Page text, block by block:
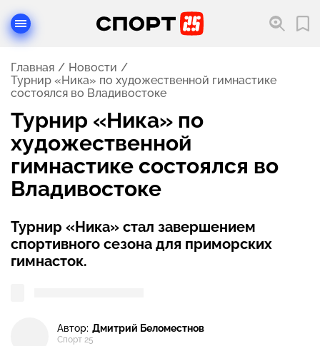
Главная
Новости
Турнир «Ника» по художественной гимнастике
состоялся во Владивостоке
Турнир «Ника» по
художественной
гимнастике состоялся во
Владивостоке
Турнир «Ника» стал завершением
спортивного сезона для приморских
гимнасток.
Автор: Дмитрий Беломестнов
Спорт 25